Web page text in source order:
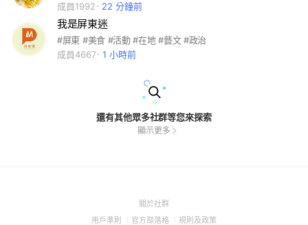
成員1992
22 分鐘前
我是屏東迷
#屏東 #美食 #活動 #在地 #藝文 #政治
成員4667
1 小時前
還有其他眾多社群等您來探索
顯示更多
關於社群(Open
用戶準則 (Open
官方部落格 (Open
規則及政策(Open